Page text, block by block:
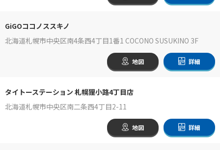
GiGOココノススキノ
北海道札幌市中央区南4条西4丁目1番1 COCONO SUSUKINO 3F
地図 詳細
タイトーステーション 札幌狸小路4丁目店
北海道札幌市中央区南二条西4丁目2-11
地図 詳細